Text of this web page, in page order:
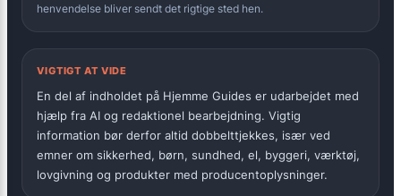
henvendelse bliver sendt det rigtige sted hen.
VIGTIGT AT VIDE
En del af indholdet på Hjemme Guides er udarbejdet med
hjælp fra AI og redaktionel bearbejdning. Vigtig
information bør derfor altid dobbelttjekkes, især ved
emner om sikkerhed, børn, sundhed, el, byggeri, værktøj,
lovgivning og produkter med producentoplysninger.